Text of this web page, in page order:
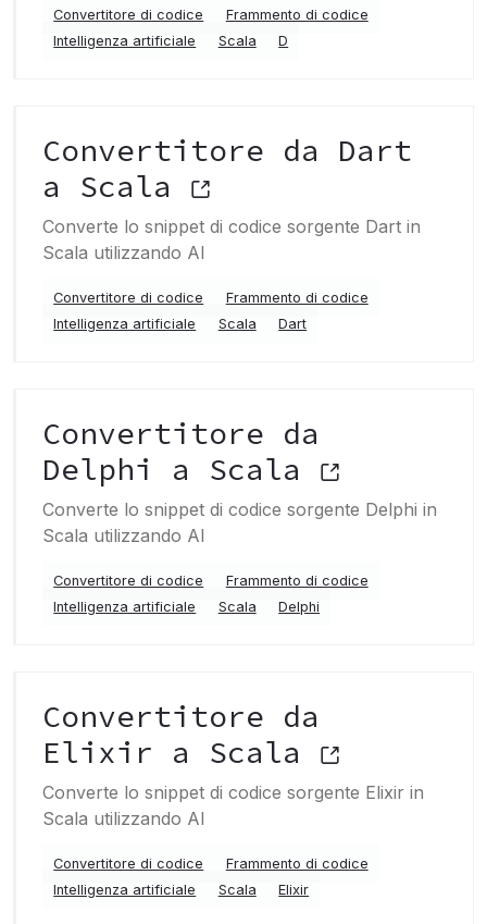
Convertitore di codice
Frammento di codice
Intelligenza artificiale
Scala D
Convertitore da Dart
a Scala
Converte lo snippet di codice sorgente Dart in
Scala utilizzando AI
Convertitore di codice
Frammento di codice
Intelligenza artificiale
Scala Dart
Convertitore da
Delphi a Scala
Converte lo snippet di codice sorgente Delphi in
Scala utilizzando AI
Convertitore di codice
Frammento di codice
Intelligenza artificiale
Scala Delphi
Convertitore da
Elixir a Scala
Converte lo snippet di codice sorgente Elixir in
Scala utilizzando AI
Convertitore di codice
Frammento di codice
Intelligenza artificiale
Scala Elixir